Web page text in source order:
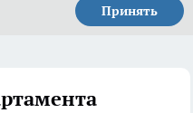
Принять